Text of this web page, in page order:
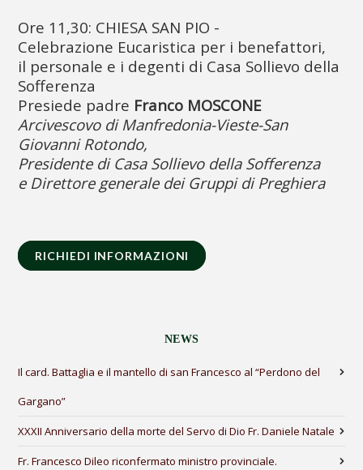
Ore 11,30: CHIESA SAN PIO -
Celebrazione Eucaristica per i benefattori,
il personale e i degenti di Casa Sollievo della
Sofferenza
Presiede padre Franco MOSCONE
Arcivescovo di Manfredonia-Vieste-San
Giovanni Rotondo,
Presidente di Casa Sollievo della Sofferenza
e Direttore generale dei Gruppi di Preghiera
RICHIEDI INFORMAZIONI
NEWS
Il card. Battaglia e il mantello di san Francesco al “Perdono del
Gargano”
XXXII Anniversario della morte del Servo di Dio Fr. Daniele Natale
Fr. Francesco Dileo riconfermato ministro provinciale.